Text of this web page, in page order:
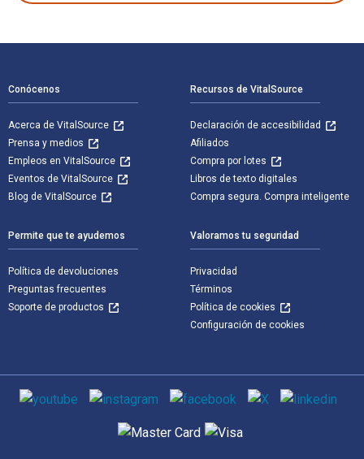
Conócenos
Acerca de VitalSource
Prensa y medios
Empleos en VitalSource
Eventos de VitalSource
Blog de VitalSource
Recursos de VitalSource
Declaración de accesibilidad
Afiliados
Compra por lotes
Libros de texto digitales
Compra segura. Compra inteligente
Permite que te ayudemos
Política de devoluciones
Preguntas frecuentes
Soporte de productos
Valoramos tu seguridad
Privacidad
Términos
Política de cookies
Configuración de cookies
Medios de comunicación social
Métodos de pago admitidos